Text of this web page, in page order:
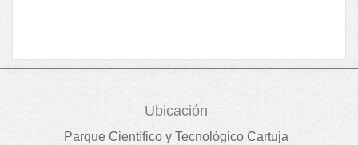
Ubicación
Parque Científico y Tecnológico Cartuja